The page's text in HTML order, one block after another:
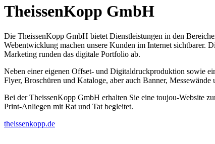
TheissenKopp GmbH
Die TheissenKopp GmbH bietet Dienstleistungen in den
Webentwicklung machen unsere Kunden im Internet
Marketing runden das digitale Portfolio ab.
Neben einer eigenen Offset- und Digitaldruckproduktion sowie
Flyer, Broschüren und Kataloge, aber auch Banner,
Bei der TheissenKopp GmbH erhalten Sie eine toujou-Website
Print-Anliegen mit Rat und Tat begleitet.
theissenkopp.de